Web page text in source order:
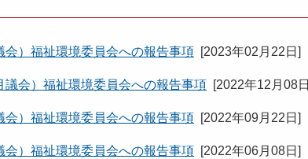
）福祉環境委員会への報告事項 [2023年02月22日 ]
会）福祉環境委員会への報告事項 [2022年12月08日
）福祉環境委員会への報告事項 [2022年09月22日 ]
）福祉環境委員会への報告事項 [2022年06月08日 ]